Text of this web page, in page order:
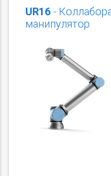
UR16 -
манипулятор